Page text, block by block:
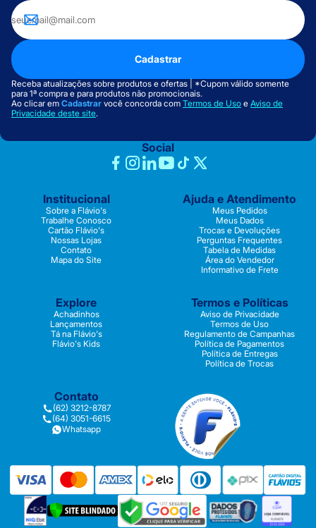
Cadastrar
Receba atualizações sobre produtos e ofertas | *Cupom válido somente
para 1ª compra e para produtos não promocionais.
Ao clicar em Cadastrar você concorda com Termos de Uso e Aviso de
Privacidade deste site.
Social
Institucional
Sobre a Flávio's
Trabalhe Conosco
Cartão Flávio's
Nossas Lojas
Contato
Mapa do Site
Ajuda e Atendimento
Meus Pedidos
Meus Dados
Trocas e Devoluções
Perguntas Frequentes
Tabela de Medidas
Área do Vendedor
Informativo de Frete
Explore
Achadinhos
Lançamentos
Tá na Flávio's
Flávio's Kids
Termos e Políticas
Aviso de Privacidade
Termos de Uso
Regulamento de Campanhas
Política de Pagamentos
Política de Entregas
Política de Trocas
Contato
(62) 3212-8787
(64) 3051-6615
Whatsapp